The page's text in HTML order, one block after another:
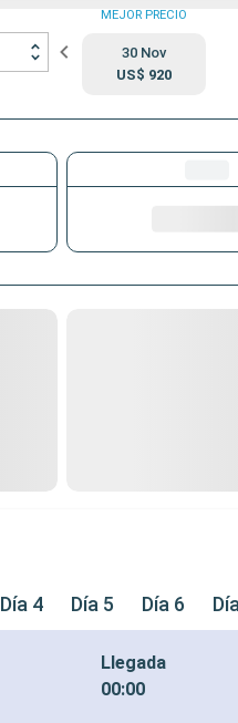
MEJOR PRECIO
30 Nov
US$ 920
Día 4 Día 5 Día 6
Llegada
00:00